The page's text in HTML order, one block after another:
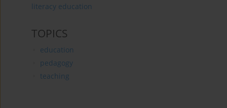
literacy education
TOPICS
education
pedagogy
teaching